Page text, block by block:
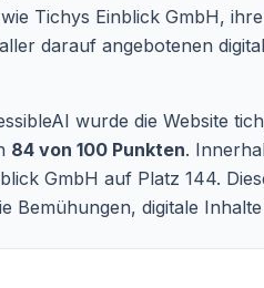
Tichys Einblick GmbH,
darauf angebotenen
wurde die Website
84 von 100 Punkten.
GmbH auf Platz 144.
Bemühungen, digitale